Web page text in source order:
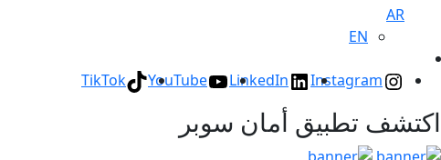
AR
EN
Instagram
LinkedIn
YouTube
TikTok
اكتشف تطبيق أمان سوبر